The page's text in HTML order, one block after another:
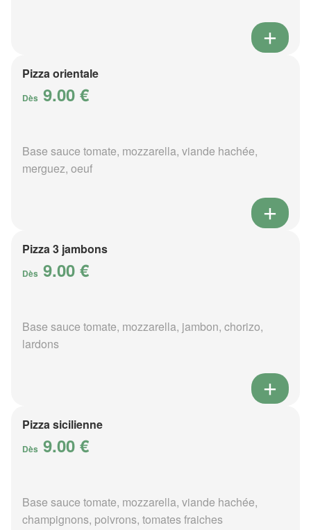
Pizza orientale
Dès 9.00 €
Base sauce tomate, mozzarella, viande hachée,
merguez, oeuf
Pizza 3 jambons
Dès 9.00 €
Base sauce tomate, mozzarella, jambon, chorizo,
lardons
Pizza sicilienne
Dès 9.00 €
Base sauce tomate, mozzarella, viande hachée,
champignons, poivrons, tomates fraiches